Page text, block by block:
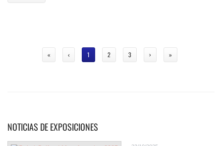
« ‹ 1 2 3 › »
NOTICIAS DE EXPOSICIONES